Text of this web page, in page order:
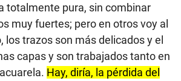
totalmente pura, sin combinar
muy fuertes; pero en otros voy al
los trazos son más delicados y el
capas y son trabajados tanto en
Hay, diría, la pérdida del